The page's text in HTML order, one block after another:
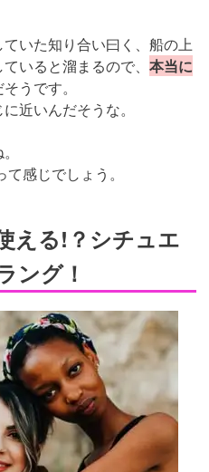
いた知り合い曰く、船の上
いると溜まるので、 本当に
うです。
近いんだそうな。
感じでしょう。
える!？シチュエ
ング！